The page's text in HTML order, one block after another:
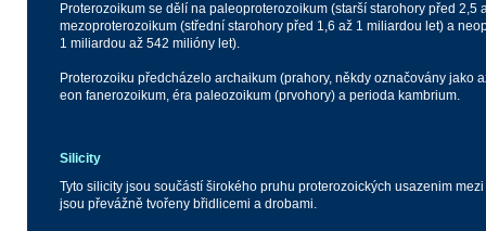
Proterozoikum se dělí na paleoproterozoikum (starší starohory před 2,5
mezoproterozoikum (střední starohory před 1,6 až 1 miliardou let) a
1 miliardou až 542 milióny let).
Proterozoiku předcházelo archaikum (prahory, někdy označovány jako
eon fanerozoikum, éra paleozoikum (prvohory) a perioda kambrium.
Silicity
Tyto silicity jsou součástí širokého pruhu proterozoických usazenim
jsou převážně tvořeny břidlicemi a drobami.